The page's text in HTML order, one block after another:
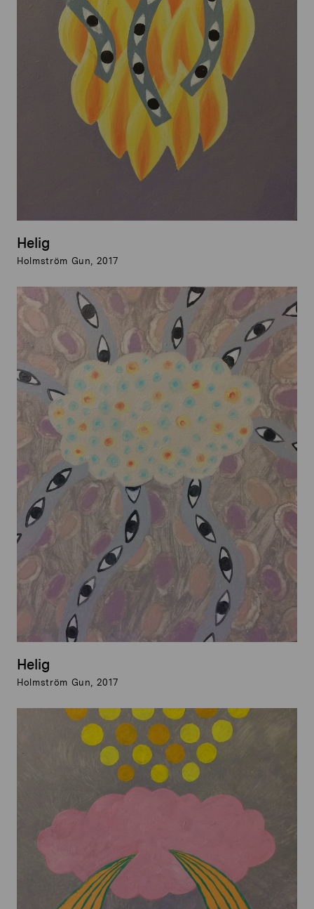
Helig
Holmström Gun, 2017
Helig
Holmström Gun, 2017